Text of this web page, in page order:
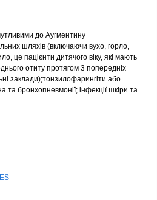
до Аугментину
шляхів (включаючи вухо, горло,
це пацієнти дитячого віку, які мають
отиту протягом 3 попередніх
заклади);тонзилофарингіти або
та бронхопневмонії; інфекції шкіри та